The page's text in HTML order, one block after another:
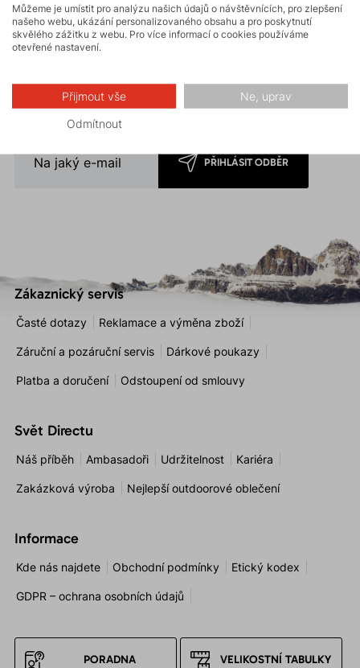
Novinky na e-mail
Nechte si zasílat naše novinky přímo do emailu! Registrací
Slevu nelze uplatnitna již zlevněné zboží.
* Přihlášením souhlasíte sezpracováním osobních údajů.
PŘIHLÁSIT ODBĚR
Zákaznický servis
Časté dotazy Reklamace a výměna zboží
Záruční a pozáruční servis Dárkové poukazy
Platba a doručení Odstoupení od smlouvy
Svět Directu
Náš příběh Ambasadoři Udržitelnost Kariéra
Zakázková výroba Nejlepší outdoorové oblečení
Informace
Kde nás najdete Obchodní podmínky Etický kodex
GDPR – ochrana osobních údajů
PORADNA VELIKOSTNÍ TABULKY
Můžeme je umístit pro analýzu našich údajů o návštěvnících, pro zlepšení
našeho webu, ukázání personalizovaného obsahu a pro poskytnutí
skvělého zážitku z webu. Pro více informací o cookies používáme
otevřené nastavení.
Přijmout vše Ne, uprav
Odmítnout